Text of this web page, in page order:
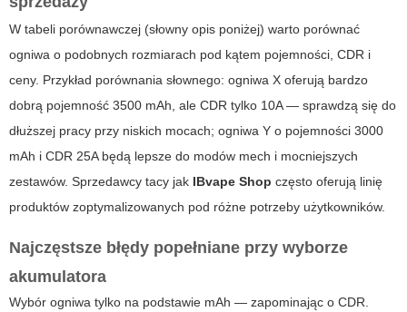
W tabeli porównawczej (słowny opis poniżej) warto porównać
ogniwa o podobnych rozmiarach pod kątem pojemności, CDR i
ceny. Przykład porównania słownego: ogniwa X oferują bardzo
dobrą pojemność 3500 mAh, ale CDR tylko 10A — sprawdzą się do
dłuższej pracy przy niskich mocach; ogniwa Y o pojemności 3000
mAh i CDR 25A będą lepsze do modów mech i mocniejszych
zestawów. Sprzedawcy tacy jak IBvape Shop często oferują linię
produktów zoptymalizowanych pod różne potrzeby użytkowników.
Najczęstsze błędy popełniane przy wyborze
akumulatora
Wybór ogniwa tylko na podstawie mAh — zapominając o CDR.